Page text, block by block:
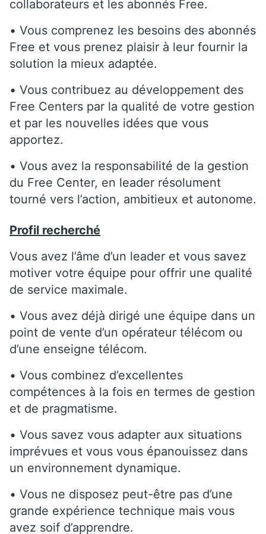
collaborateurs et les abonnés Free.
• Vous comprenez les besoins des abonnés
Free et vous prenez plaisir à leur fournir la
solution la mieux adaptée.
• Vous contribuez au développement des
Free Centers par la qualité de votre gestion
et par les nouvelles idées que vous
apportez.
• Vous avez la responsabilité de la gestion
du Free Center, en leader résolument
tourné vers l’action, ambitieux et autonome.
Profil recherché
Vous avez l’âme d’un leader et vous savez
motiver votre équipe pour offrir une qualité
de service maximale.
• Vous avez déjà dirigé une équipe dans un
point de vente d’un opérateur télécom ou
d’une enseigne télécom.
• Vous combinez d’excellentes
compétences à la fois en termes de gestion
et de pragmatisme.
• Vous savez vous adapter aux situations
imprévues et vous vous épanouissez dans
un environnement dynamique.
• Vous ne disposez peut-être pas d’une
grande expérience technique mais vous
avez soif d’apprendre.